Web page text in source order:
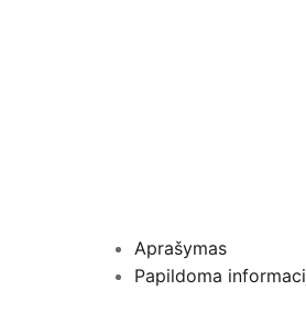
Aprašymas
Papildoma